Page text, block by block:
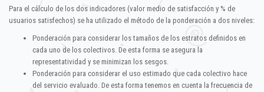
Para el cálculo de los dos indicadores (valor medio de satisfacción y % de
usuarios satisfechos) se ha utilizado el método de la ponderación a dos niveles:
Ponderación para considerar los tamaños de los estratos definidos en
cada uno de los colectivos. De esta forma se asegura la
representatividad y se minimizan los sesgos.
Ponderación para considerar el uso estimado que cada colectivo hace
del servicio evaluado. De esta forma tenemos en cuenta la frecuencia de